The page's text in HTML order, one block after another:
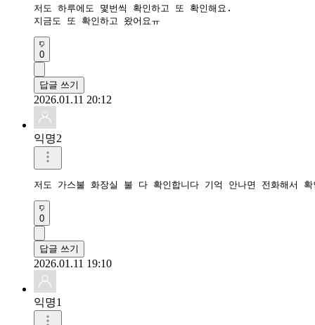
저도 하루에도 몇번씩 확인하고 또 확인해요.
지금도 또 확인하고 왔어요ㅠ
0
답글 쓰기
2026.01.11 20:12
익명2
저도 가스불 화장실 불 다 확인합니다 기억 안나면 전화해서
0
답글 쓰기
2026.01.11 19:10
익명1